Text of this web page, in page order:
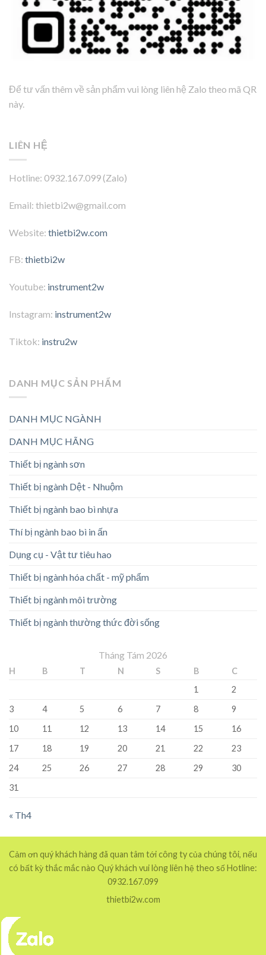
Để tư vấn thêm về sản phẩm vui lòng liên hệ Zalo theo mã QR
này.
LIÊN HỆ
Hotline: 0932.167.099 (Zalo)
Email: thietbi2w@gmail.com
Website: thietbi2w.com
FB: thietbi2w
Youtube: instrument2w
Instagram: instrument2w
Tiktok: instru2w
DANH MỤC SẢN PHẨM
DANH MỤC NGÀNH
DANH MỤC HÃNG
Thiết bị ngành sơn
Thiết bị ngành Dệt - Nhuộm
Thiết bị ngành bao bì nhựa
Thí bị ngành bao bì in ấn
Dụng cụ - Vật tư tiêu hao
Thiết bị ngành hóa chất - mỹ phẩm
Thiết bị ngành môi trường
Thiết bị ngành thường thức đời sống
Tháng Tám 2026
H B T N S B
C
1
2
3
4 5 6 7 8
9
10
11 12 13 14 15
16
17
18 19 20 21 22
23
24
25 26 27 28 29
30
31
« Th4
Cảm ơn quý khách hàng đã quan tâm tới công ty của chúng tôi, nếu
có bất kỳ thắc mắc nào Quý khách vui lòng liên hệ theo số Hotline:
0932.167.099
thietbi2w.com